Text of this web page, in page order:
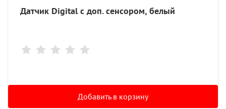
Датчик Digital с доп. сенсором, белый
Добавить в корзину